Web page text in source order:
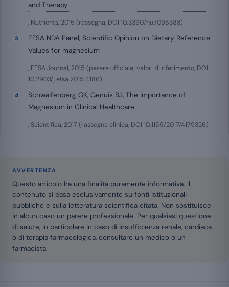
and Therapy
, Nutrients, 2015 (rassegna, DOI 10.3390/nu7095388)
EFSA NDA Panel, Scientific Opinion on Dietary Reference
Values for magnesium
, EFSA Journal, 2015 (parere ufficiale; valori di riferimento, DOI
10.2903/j.efsa.2015.4186)
Schwalfenberg GK, Genuis SJ, The Importance of
Magnesium in Clinical Healthcare
, Scientifica, 2017 (rassegna clinica, DOI 10.1155/2017/4179326)
AVVERTENZA
Questo articolo ha una finalità puramente informativa. Il
contenuto si basa esclusivamente su fonti istituzionali
pubbliche e sulla letteratura scientifica citata. Non sostituisce
in alcun caso un parere professionale. Per qualsiasi questione
di salute, in particolare in caso di insufficienza renale, cardiaca
o di terapia farmacologica, consultare un medico o un
farmacista.